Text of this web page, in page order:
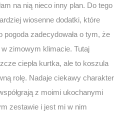
na nią nieco inny plan. Do tego
wiosenne dodatki, które
pogoda zadecydowała o tym, że
zimowym klimacie. Tutaj
ciepła kurtka, ale to koszula
rolę. Nadaje ciekawy charakter
z moimi ukochanymi
zestawie i jest mi w nim